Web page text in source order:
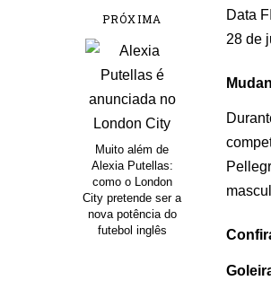
PRÓXIMA
Muito além de
Alexia Putellas:
como o London
City pretende ser a
nova potência do
futebol inglês
Data
28 de